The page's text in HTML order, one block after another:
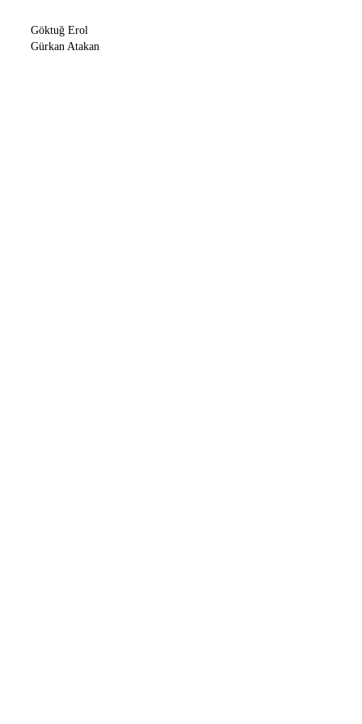
Göktuğ Erol
Gürkan Atakan